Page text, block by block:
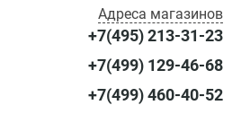
Адреса магазинов
+7(495) 213-31-23
+7(499) 129-46-68
+7(499) 460-40-52